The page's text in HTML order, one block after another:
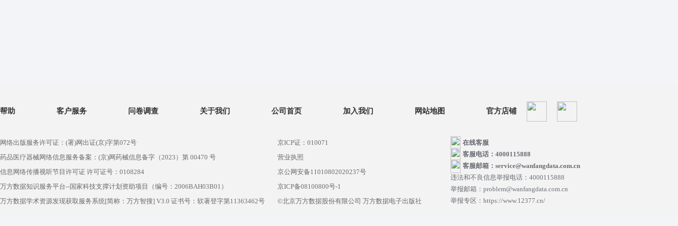
帮助 客户服务 问卷调查 关于我们 公司首页 加入我们 网站地图 官方店铺
网络出版服务许可证：(署)网出证(京)字第072号
药品医疗器械网络信息服务备案：(京)网药械信息备字（2023）第 00470 号
信息网络传播视听节目许可证 许可证号：0108284
万方数据知识服务平台--国家科技支撑计划资助项目（编号：2006BAH03B01）
万方数据学术资源发现获取服务系统[简称：万方智搜] V3.0 证书号：软著登字第11363462号
京ICP证：010071
营业执照
京公网安备11010802020237号
京ICP备08100800号-1
©北京万方数据股份有限公司 万方数据电子出版社
在线客服
客服电话：4000115888
客服邮箱：service@wanfangdata.com.cn
违法和不良信息举报电话：4000115888
举报邮箱：problem@wanfangdata.com.cn
举报专区：https://www.12377.cn/